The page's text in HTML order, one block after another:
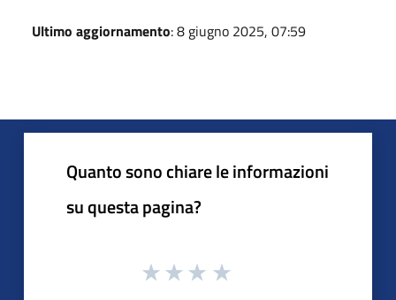
Ultimo aggiornamento: 8 giugno 2025, 07:59
Quanto sono chiare le informazioni
su questa pagina?